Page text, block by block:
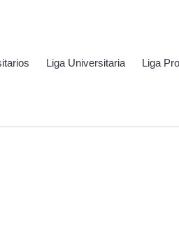
Liga Universitaria Liga